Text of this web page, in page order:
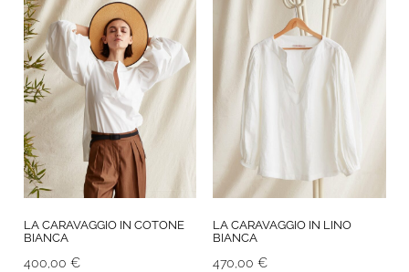
LA CARAVAGGIO IN COTONE
BIANCA
400,00 €
LA CARAVAGGIO IN LINO
BIANCA
470,00 €